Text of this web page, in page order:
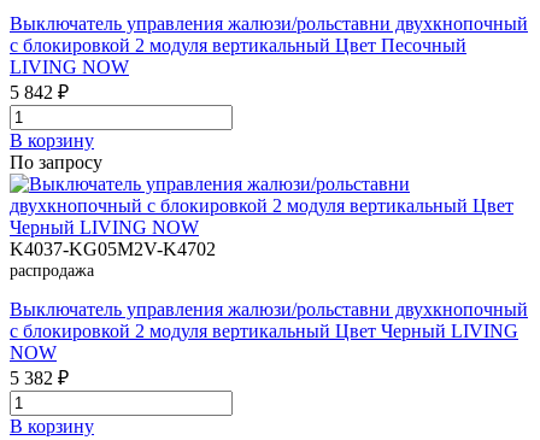
Выключатель управления жалюзи/рольставни двухкнопочный
с блокировкой 2 модуля вертикальный Цвет Песочный
LIVING NOW
5 842 ₽
В корзинy
По запросу
K4037-KG05M2V-K4702
распродажа
Выключатель управления жалюзи/рольставни двухкнопочный
с блокировкой 2 модуля вертикальный Цвет Черный LIVING
NOW
5 382 ₽
В корзинy